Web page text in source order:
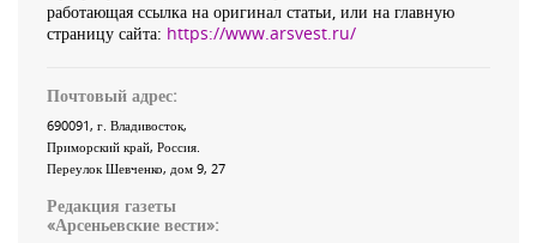
работающая ссылка на оригинал статьи, или на главную
страницу сайта: https://www.arsvest.ru/
Почтовый адрес:
690091, г. Владивосток,
Приморский край, Россия
Переулок Шевченко, дом 9, 27
Редакция газеты
«Арсеньевские вести»: